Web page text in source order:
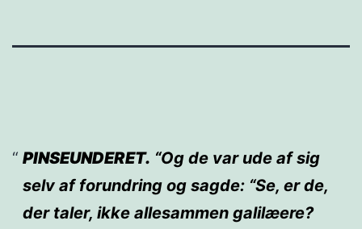
PINSEUNDERET. “Og de var ude af sig
selv af forundring og sagde: “Se, er de,
der taler, ikke allesammen galilæere?